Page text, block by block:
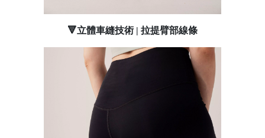
🔻立體車縫技術 | 拉提臂部線條